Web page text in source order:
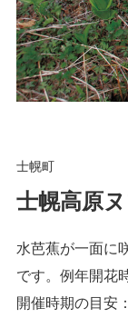
士幌町
士幌高原
水芭蕉が一面に
です。例年開花
開催時期の目安